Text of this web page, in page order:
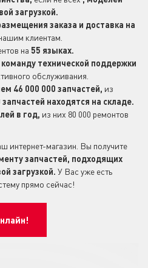
загрузкой.
заказа и доставка на
клиентам.
на 55 языках.
технической поддержки
обслуживания.
46 000 000 запчастей, из
находятся на складе.
в год, из них 80 000 ремонтов
интернет-магазин. Вы получите
запчастей, подходящих
загрузкой. У Вас уже есть
прямо сейчас!